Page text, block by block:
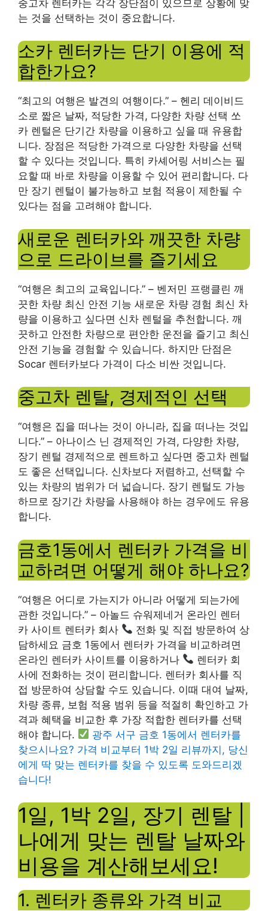
중고차 렌터카는 각각 장단점이 있으므로 상황에 맞
는 것을 선택하는 것이 중요합니다.
소카 렌터카는 단기 이용에 적
합한가요?
“최고의 여행은 발견의 여행이다.” – 헨리 데이비드
소로 짧은 날짜, 적당한 가격, 다양한 차량 선택 쏘
카 렌털은 단기간 차량을 이용하고 싶을 때 유용합
니다. 장점은 적당한 가격으로 다양한 차량을 선택
할 수 있다는 것입니다. 특히 카셰어링 서비스는 필
요할 때 바로 차량을 이용할 수 있어 편리합니다. 다
만 장기 렌털이 불가능하고 보험 적용이 제한될 수
있다는 점을 고려해야 합니다.
새로운 렌터카와 깨끗한 차량
으로 드라이브를 즐기세요
“여행은 최고의 교육입니다.” – 벤저민 프랭클린 깨
끗한 차량 최신 안전 기능 새로운 차량 경험 최신 차
량을 이용하고 싶다면 신차 렌털을 추천합니다. 깨
끗하고 안전한 차량으로 편안한 운전을 즐기고 최신
안전 기능을 경험할 수 있습니다. 하지만 단점은
Socar 렌터카보다 가격이 다소 비싼 것입니다.
중고차 렌탈, 경제적인 선택
“여행은 집을 떠나는 것이 아니라, 집을 떠나는 것입
니다.” – 아나이스 닌 경제적인 가격, 다양한 차량,
장기 렌털 경제적으로 렌트하고 싶다면 중고차 렌털
도 좋은 선택입니다. 신차보다 저렴하고, 선택할 수
있는 차량의 범위가 더 넓습니다. 장기 렌털도 가능
하므로 장기간 차량을 사용해야 하는 경우에도 유용
합니다.
금호1동에서 렌터카 가격을 비
교하려면 어떻게 해야 하나요?
“여행은 어디로 가는지가 아니라 어떻게 되는가에
관한 것입니다.” – 아놀드 슈워제네거 온라인 렌터
카 사이트 렌터카 회사
전화 및 직접 방문하여 상
담하세요 금호 1동에서 렌터카 가격을 비교하려면
온라인 렌터카 사이트를 이용하거나
렌터카 회
사에 전화하는 것이 편리합니다. 렌터카 회사를 직
접 방문하여 상담할 수도 있습니다. 이때 대여 날짜,
차량 종류, 보험 적용 범위 등을 적절히 확인하고 가
격과 혜택을 비교한 후 가장 적합한 렌터카를 선택
해야 합니다.
광주 서구 금호 1동에서 렌터카를
찾으시나요? 가격 비교부터 1박 2일 리뷰까지, 당신
에게 딱 맞는 렌터카를 찾을 수 있도록 도와드리겠
습니다!
1일, 1박 2일, 장기 렌탈 |
나에게 맞는 렌탈 날짜와
비용을 계산해보세요!
1. 렌터카 종류와 가격 비교